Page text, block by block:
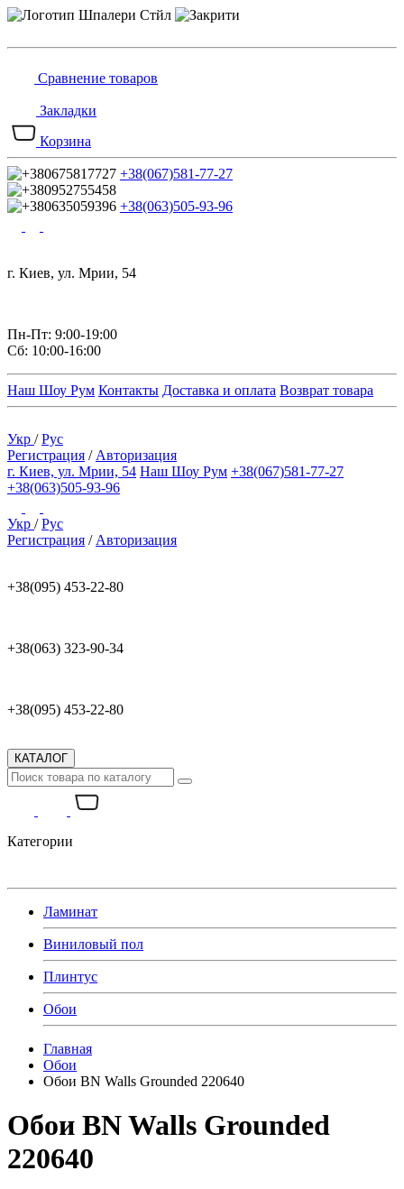
Сравнение товаров
Закладки
Корзина
+38(067)581-77-27
+38(063)505-93-96
г. Киев, ул. Мрии, 54
Пн-Пт: 9:00-19:00
Сб: 10:00-16:00
Наш Шоу Рум Контакты Доставка и оплата Возврат товара
Укр /Рус
Регистрация / Авторизация
г. Киев, ул. Мрии, 54 Наш Шоу Рум +38(067)581-77-27
+38(063)505-93-96
Укр /Рус
Регистрация / Авторизация
+38(095) 453-22-80
+38(063) 323-90-34
+38(095) 453-22-80
КАТАЛОГ
Категории
Ламинат
Виниловый пол
Плинтус
Обои
Главная
Обои
Обои BN Walls Grounded 220640
Обои BN Walls Grounded
220640